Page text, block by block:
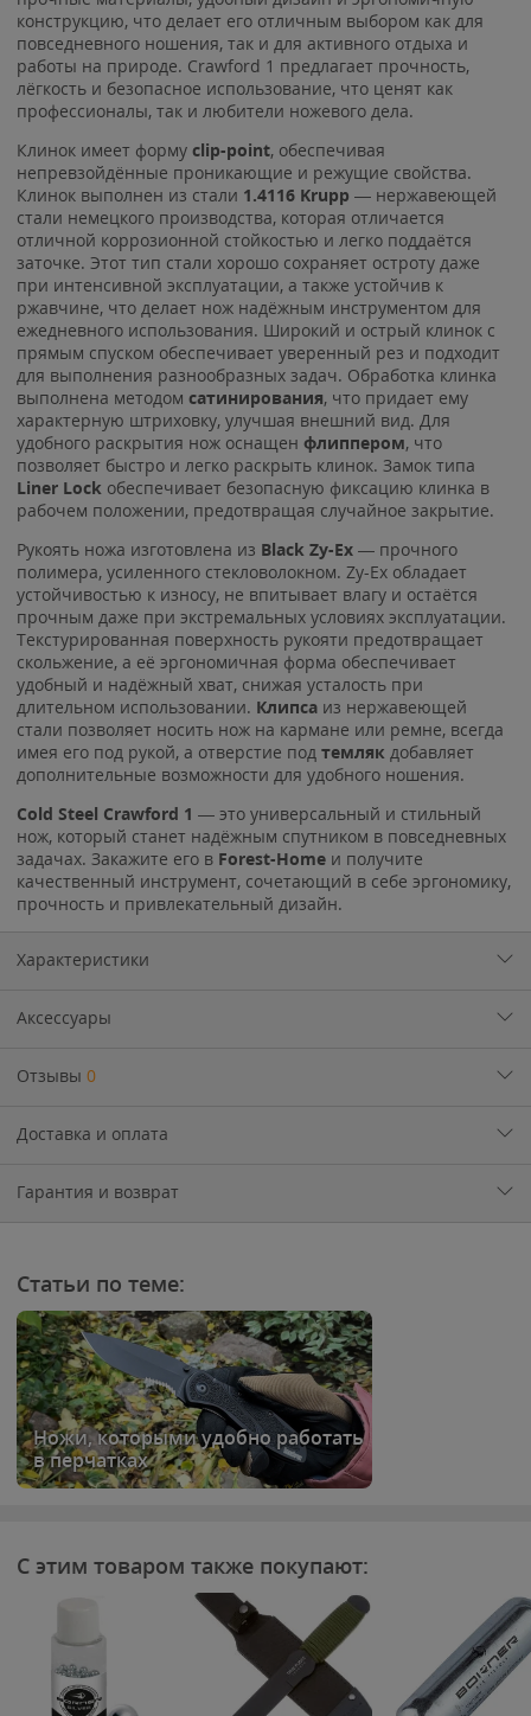
конструкцию, что делает его отличным выбором как для
повседневного ношения, так и для активного отдыха и
работы на природе. Crawford 1 предлагает прочность,
лёгкость и безопасное использование, что ценят как
профессионалы, так и любители ножевого дела.
Клинок имеет форму clip-point, обеспечивая
непревзойдённые проникающие и режущие свойства.
Клинок выполнен из стали 1.4116 Krupp — нержавеющей
стали немецкого производства, которая отличается
отличной коррозионной стойкостью и легко поддаётся
заточке. Этот тип стали хорошо сохраняет остроту даже
при интенсивной эксплуатации, а также устойчив к
ржавчине, что делает нож надёжным инструментом для
ежедневного использования. Широкий и острый клинок с
прямым спуском обеспечивает уверенный рез и подходит
для выполнения разнообразных задач. Обработка клинка
выполнена методом сатинирования, что придает ему
характерную штриховку, улучшая внешний вид. Для
удобного раскрытия нож оснащен флиппером, что
позволяет быстро и легко раскрыть клинок. Замок типа
Liner Lock обеспечивает безопасную фиксацию клинка в
рабочем положении, предотвращая случайное закрытие.
Рукоять ножа изготовлена из Black Zy-Ex — прочного
полимера, усиленного стекловолокном. Zy-Ex обладает
устойчивостью к износу, не впитывает влагу и остаётся
прочным даже при экстремальных условиях эксплуатации.
Текстурированная поверхность рукояти предотвращает
скольжение, а её эргономичная форма обеспечивает
удобный и надёжный хват, снижая усталость при
длительном использовании. Клипса из нержавеющей
стали позволяет носить нож на кармане или ремне, всегда
имея его под рукой, а отверстие под темляк добавляет
дополнительные возможности для удобного ношения.
Cold Steel Crawford 1 — это универсальный и стильный
нож, который станет надёжным спутником в повседневных
задачах. Закажите его в Forest-Home и получите
качественный инструмент, сочетающий в себе эргономику,
прочность и привлекательный дизайн.
Характеристики
Аксессуары
Отзывы 0
Доставка и оплата
Гарантия и возврат
Статьи по теме:
Ножи, которыми удобно работать
в перчатках
С этим товаром также покупают: